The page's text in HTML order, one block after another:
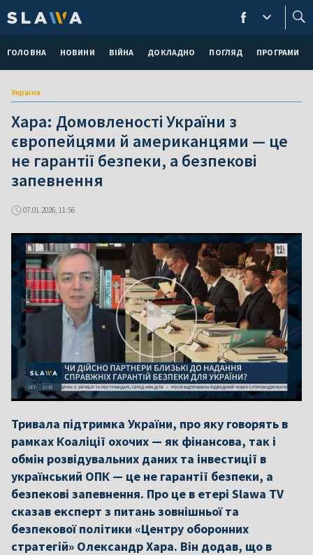
ГОЛОВНА НОВИНИ ВІЙНА ДОКЛАДНО ПОГЛЯД ПРОГРАМИ
Україна
Хара: Домовленості України з
європейцями й американцями — це
не гарантії безпеки, а безпекові
запевнення
07.01.2026, 11:56
Тривала підтримка України, про яку говорять в
рамках Коаліції охочих — як фінансова, так і
обмін розвідувальних даних та інвестиції в
український ОПК — це не гарантії безпеки, а
безпекові запевнення. Про це в етері Slawa TV
сказав експерт з питань зовнішньої та
безпекової політики «Центру оборонних
стратегій» Олександр Хара. Він додав, що в